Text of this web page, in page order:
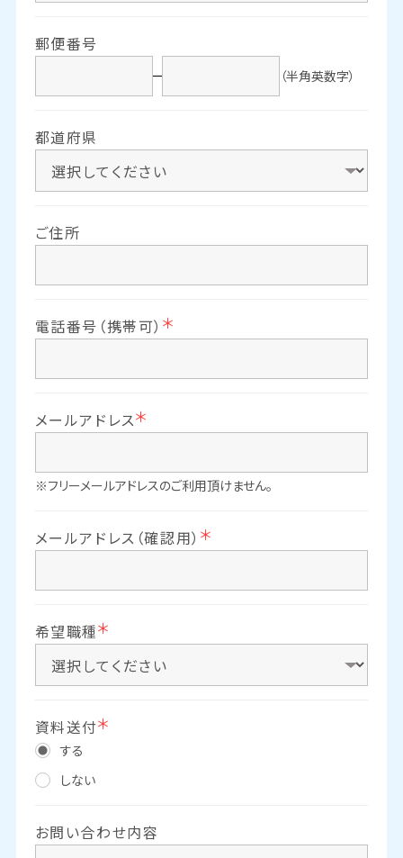
郵便番号
（半角英数字）
都道府県
ご住所
電話番号（携帯可）
メールアドレス
※フリーメールアドレスのご利用頂けません。
メールアドレス（確認用）
希望職種
資料送付
する
しない
お問い合わせ内容